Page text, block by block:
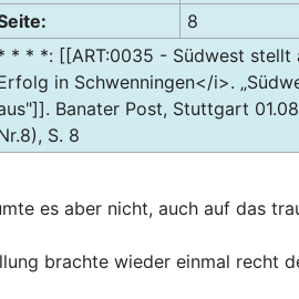
8
* * *: [[ART:0035 - Südwest stellt
in Schwenningen</i>.
Banater Post, Stuttgart
S. 8
es aber nicht, auch auf das
brachte wieder einmal recht